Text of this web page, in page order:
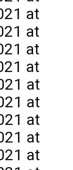
at
at
at
at
at
at
at
at
at